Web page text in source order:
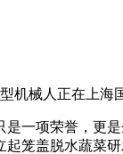
械人正在上海
项荣誉，更是
笼盖脱水蔬菜